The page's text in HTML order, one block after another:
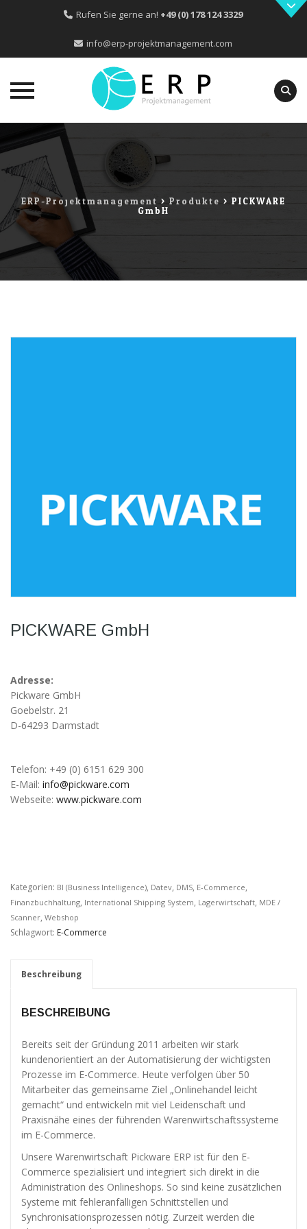
Rufen Sie gerne an! +49 (0) 178 124 3329
info@erp-projektmanagement.com
to
content
ERP-Projektmanagement > Produkte > PICKWARE
GmbH
PICKWARE GmbH
Adresse:
Pickware GmbH
Goebelstr. 21
D-64293 Darmstadt
Telefon: +49 (0) 6151 629 300
E-Mail: info@pickware.com
Webseite: www.pickware.com
Kategorien: BI (Business Intelligence), Datev, DMS, E-Commerce,
Finanzbuchhaltung, International Shipping System, Lagerwirtschaft, MDE /
Scanner, Webshop
Schlagwort: E-Commerce
Beschreibung
BESCHREIBUNG
Bereits seit der Gründung 2011 arbeiten wir stark
kundenorientiert an der Automatisierung der wichtigsten
Prozesse im E-Commerce. Heute verfolgen über 50
Mitarbeiter das gemeinsame Ziel „Onlinehandel leicht
gemacht“ und entwickeln mit viel Leidenschaft und
Praxisnähe eines der führenden Warenwirtschaftssysteme
im E-Commerce.
Unsere Warenwirtschaft Pickware ERP ist für den E-
Commerce spezialisiert und integriert sich direkt in die
Administration des Onlineshops. So sind keine zusätzlichen
Systeme mit fehleranfälligen Schnittstellen und
Synchronisationsprozessen nötig. Zurzeit werden die
sind nicht
optional,
sondern
Diese Cookies
helfen uns dabei
die Funktionalität
und die Struktur
der Website
Statistiken und
Analysen zu
erstellen, wobei
pseudonymisierte
die
Websitenutzung
zu erhalten, zur
Verbesserung
unseres Angebots
Probleme schnell
Erfahrungen
Diese
Cookies
werden
benötigt,
damit unsere
Website
während
Ihres
Besuchs so
gut wie
möglich
funktioniert.
Wenn Sie